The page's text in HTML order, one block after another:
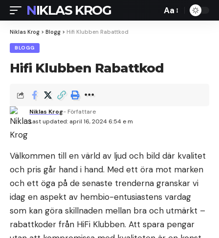
NIKLAS KROG
Font
Aa
Niklas Krog > Blogg > Hifi Klubben Rabattkod
BLOGG
Hifi Klubben Rabattkod
Last updated: april 16, 2024 6:54 e m
Niklas Krog- Författare
Välkommen till en värld av ljud och bild där kvalitet
och pris går hand i hand. Med ett öra mot marken
och ett öga på de senaste trenderna granskar vi
idag en aspekt av hembio-entusiastens vardag
som kan göra skillnaden mellan bra och utmärkt –
rabattkoder från HiFi Klubben. Att spara pengar